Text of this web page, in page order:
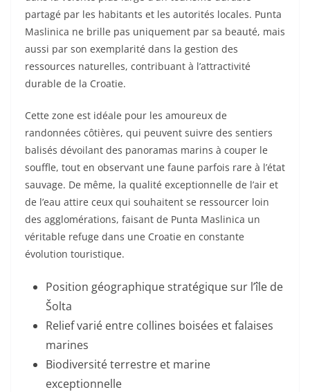
partagé par les habitants et les autorités locales. Punta
Maslinica ne brille pas uniquement par sa beauté, mais
aussi par son exemplarité dans la gestion des
ressources naturelles, contribuant à l’attractivité
durable de la Croatie.
Cette zone est idéale pour les amoureux de
randonnées côtières, qui peuvent suivre des sentiers
balisés dévoilant des panoramas marins à couper le
souffle, tout en observant une faune parfois rare à l’état
sauvage. De même, la qualité exceptionnelle de l’air et
de l’eau attire ceux qui souhaitent se ressourcer loin
des agglomérations, faisant de Punta Maslinica un
véritable refuge dans une Croatie en constante
évolution touristique.
Position géographique stratégique sur l’île de
Šolta
Relief varié entre collines boisées et falaises
marines
Biodiversité terrestre et marine
exceptionnelle